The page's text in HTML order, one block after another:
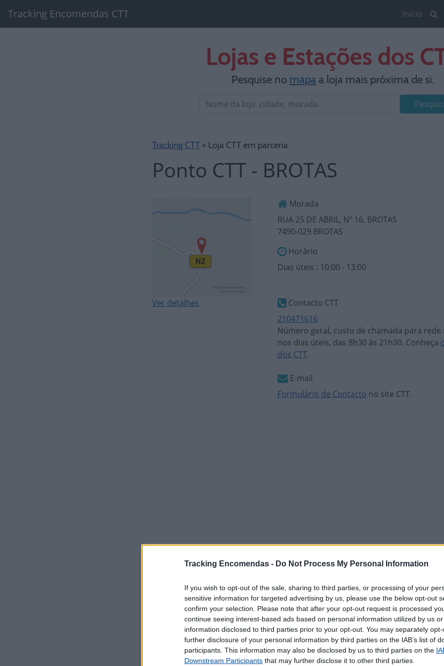
Tracking Encomendas - Do Not Process My Personal Information
If you wish to opt-out of the sale, sharing to third parties, or processing of your
sensitive information for targeted advertising by us, please use the below opt-out
confirm your selection. Please note that after your opt-out request is processed
continue seeing interest-based ads based on personal information utilized by us
information disclosed to third parties prior to your opt-out. You may separately
further disclosure of your personal information by third parties on the IAB’s list of
participants. This information may also be disclosed by us to third parties on the
Downstream Participants that may further disclose it to other third parties.
Tracking Encomendas CTT Início
Lojas e Estações dos
Pesquise no mapaa loja mais próxima de si.
Tracking CTT > Loja CTT em parceria
Ponto CTT - BROTAS
Ver detalhes
Morada
RUA 25 DE ABRIL, Nº 16, BROTAS
7490-029 BROTAS
Horário
Dias úteis : 10:00 - 13:00
Contacto CTT
210471616
Número geral, custo de chamada para rede
nos dias úteis, das 8h30 às 21h30. Conheça
dos CTT.
E-mail
Formulário de Contacto no site CTT.
Serviços Disponíveis
Correio e Encomendas
Aviso - Correspondência
Aviso - Encomendas
Aviso - Expresso